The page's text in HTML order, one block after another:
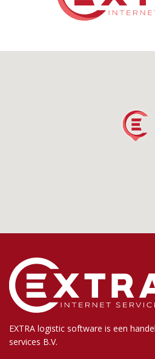
EXTRA logistic software is een
services B.V.